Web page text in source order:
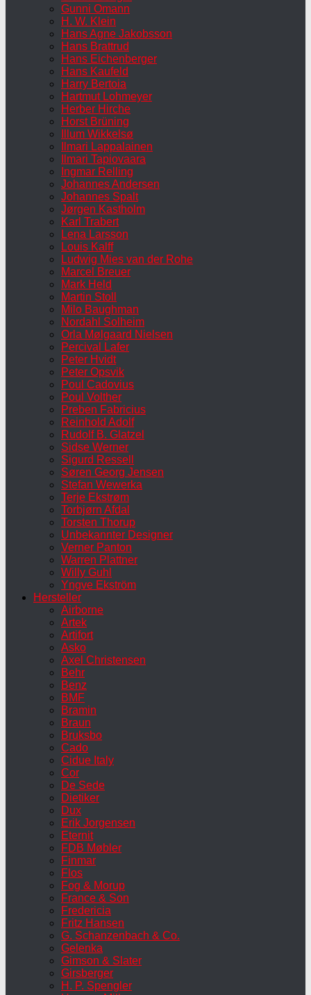
Gunni Omann
H. W. Klein
Hans Agne Jakobsson
Hans Brattrud
Hans Eichenberger
Hans Kaufeld
Harry Bertoia
Hartmut Lohmeyer
Herber Hirche
Horst Brüning
Illum Wikkelsø
Ilmari Lappalainen
Ilmari Tapiovaara
Ingmar Relling
Johannes Andersen
Johannes Spalt
Jørgen Kastholm
Karl Trabert
Lena Larsson
Louis Kalff
Ludwig Mies van der Rohe
Marcel Breuer
Mark Held
Martin Stoll
Milo Baughman
Nordahl Solheim
Orla Mølgaard Nielsen
Percival Lafer
Peter Hvidt
Peter Opsvik
Poul Cadovius
Poul Volther
Preben Fabricius
Reinhold Adolf
Rudolf B. Glatzel
Sidse Werner
Sigurd Ressell
Søren Georg Jensen
Stefan Wewerka
Terje Ekstrøm
Torbjørn Afdal
Torsten Thorup
Unbekannter Designer
Verner Panton
Warren Plattner
Willy Guhl
Yngve Ekström
Hersteller
Airborne
Artek
Artifort
Asko
Axel Christensen
Behr
Benz
BMF
Bramin
Braun
Bruksbo
Cado
Cidue Italy
Cor
De Sede
Dietiker
Dux
Erik Jorgensen
Eternit
FDB Møbler
Finmar
Flos
Fog & Morup
France & Son
Fredericia
Fritz Hansen
G. Schanzenbach & Co.
Gelenka
Gimson & Slater
Girsberger
H. P. Spengler